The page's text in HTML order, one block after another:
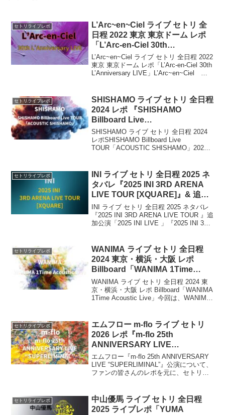
セトリライブレポ
L’Arc~en~Ciel ライブ セトリ 全
日程 2022 東京 東京ドーム レポ
「L’Arc-en-Ciel 30th
L’Anniversary LIVE」
L’Arc~en~Ciel ライブ セトリ 全日程 2022
東京 東京ドーム レポ「L’Arc-en-Ciel 30th
L’Anniversary LIVE」L’Arc~en~Ciel ラ
セトリライブレポ
SHISHAMO ライブ セトリ 全日程
2024 レポ 『SHISHAMO
Billboard Live
TOUR「ACOUSTIC
SHISHAMO」』
SHISHAMO ライブ セトリ 全日程 2024
レポSHISHAMO Billboard Live
TOUR「ACOUSTIC SHISHAMO」2023
セトリライブレポ
INI ライブ セトリ 全日程 2025 ネ
タバレ『2025 INI 3RD ARENA
LIVE TOUR [XQUARE]』& 追加
公演 [XQUARE –
MASTERPIECE]
INI ライブ セトリ 全日程 2025 ネタバレ
『2025 INI 3RD ARENA LIVE TOUR 』追
加公演「2025 INI LIVE 」『2025 INI 3RD
セトリライブレポ
WANIMA ライブ セトリ 全日程
2024 東京・横浜・大阪 レポ
Billboard「WANIMA 1Time
Acoustic Live」
WANIMA ライブ セトリ 全日程 2024 東
京・横浜・大阪 レポ Billboard「WANIMA
1Time Acoustic Live」今回は、WANIMA
セトリライブレポ
エムフロー m-flo ライブ セトリ
2026 レポ『m-flo 25th
ANNIVERSARY LIVE
“SUPERLIMINAL”』
エムフロー『m-flo 25th ANNIVERSARY
LIVE “SUPERLIMINAL”』公演について、
ファンの皆さんのレポを元に、セトリ・
表。7年ぶりとなる10枚目のアルバム
『SUPERLIMINAL』を携えたワンマンラ
イブ。
セトリライブレポ
中山優馬 ライブ セトリ 全日程
2025 ライブレポ「YUMA